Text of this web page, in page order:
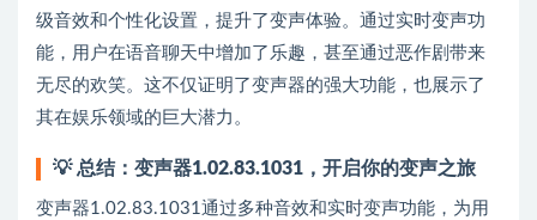
级音效和个性化设置，提升了变声体验。通过实时变声功
能，用户在语音聊天中增加了乐趣，甚至通过恶作剧带来
无尽的欢笑。这不仅证明了变声器的强大功能，也展示了
其在娱乐领域的巨大潜力。
💡总结：变声器1.02.83.1031，开启你的变声之旅
变声器1.02.83.1031通过多种音效和实时变声功能，为用